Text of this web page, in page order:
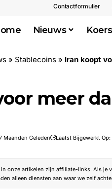
Contactformulier
Nieuws
» Stablecoins » Iran koopt
meer
Maanden Geleden
Laatst Bijgewerkt
onze artikelen zijn affiliate-links. Als je
alleen diensten aan waar we zelf